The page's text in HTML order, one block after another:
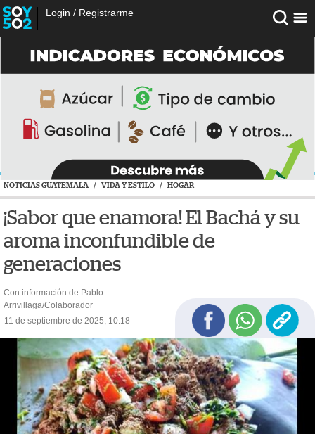
Login / Registrarme
NOTICIAS GUATEMALA / VIDA Y ESTILO / HOGAR
¡Sabor que enamora! El Bachá y su
aroma inconfundible de
generaciones
Con información de Pablo
Arrivillaga/Colaborador
11 de septiembre de 2025, 10:18